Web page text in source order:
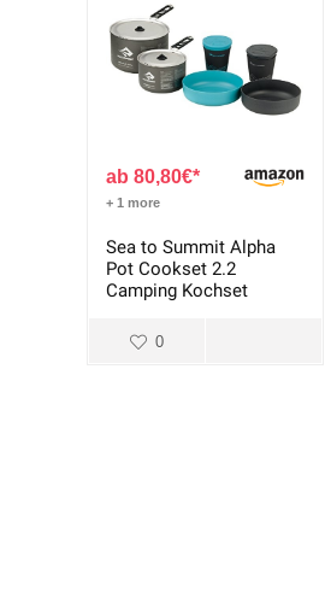
80,80€
+ 1 more
Sea to Summit Alpha
Pot Cookset 2.2
Camping Kochset
0